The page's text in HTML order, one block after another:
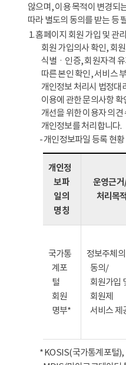
않으며, 이용 목적이 변경되
따라 별도의 동의를 받는 등
1. 홈페이지 회원 가입 및 관리
회원 가입의사 확인, 회
식별ㆍ인증, 회원자격
따른 본인 확인, 서비스
개인정보 처리시 법정대
이용에 관한 문의사항
개선을 위한 이용자 의
개인정보를 처리합니다.
- 개인정보파일 등록 현황
개인정
보파
일의
명칭
운영근
처리목적
국가통
계포
털
회원
명부*
정보주체의
동의/
회원가입
회원제
서비스 제
* KOSIS(국가통계포털